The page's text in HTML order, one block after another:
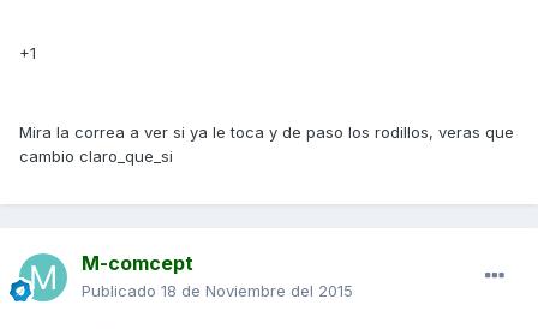
+1
Mira la correa a ver si ya le toca y de paso los rodillos, veras que
cambio claro_que_si
M-comcept
Publicado 18 de Noviembre del 2015